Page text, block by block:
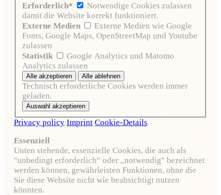
Erforderlich*
Notwendige Cookies zulassen
damit die Website korrekt funktioniert.
Externe Medien
Externe Medien wie Google
Fonts, Google Maps, OpenStreetMap und Youtube
zulassen
Statistik
Google Analytics und Matomo
Analytics zulassen
Technisch erforderliche Cookies werden immer
geladen.
Privacy policy Imprint Cookie-Details
Essenziell
Unten stehende, essenzielle Cookies, die auch als
"unbedingt erforderlich“ oder „notwendig" bezeichnet
werden können, gewährleisten Funktionen, ohne die
Sie diese Website nicht wie beabsichtigt nutzen
könnten.